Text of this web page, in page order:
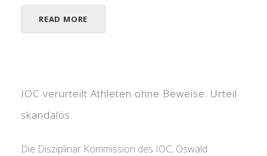
READ MORE
IOC verurteilt Athleten ohne Beweise. Urteil
skandalös.
Die Disziplinar Kommission des IOC, Oswald